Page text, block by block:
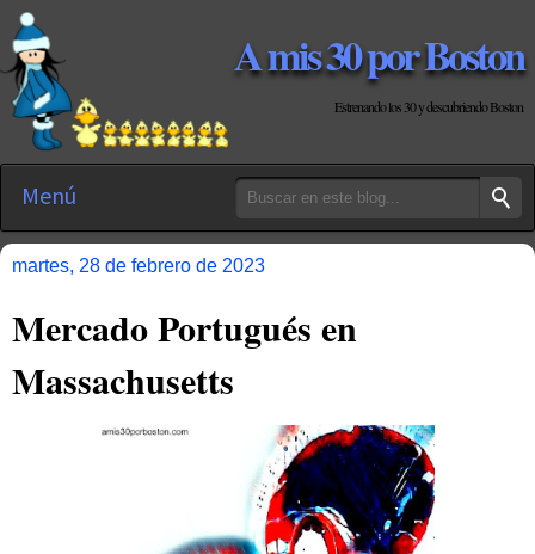
A mis 30 por Boston
Estrenando los 30 y descubriendo Boston
Menú
martes, 28 de febrero de 2023
Mercado Portugués en
Massachusetts